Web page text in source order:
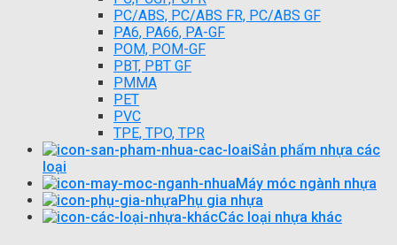
PC/ABS, PC/ABS FR, PC/ABS GF
PA6, PA66, PA-GF
POM, POM-GF
PBT, PBT GF
PMMA
PET
PVC
TPE, TPO, TPR
Sản phẩm nhựa các
loại
Máy móc ngành nhựa
Phụ gia nhựa
Các loại nhựa khác